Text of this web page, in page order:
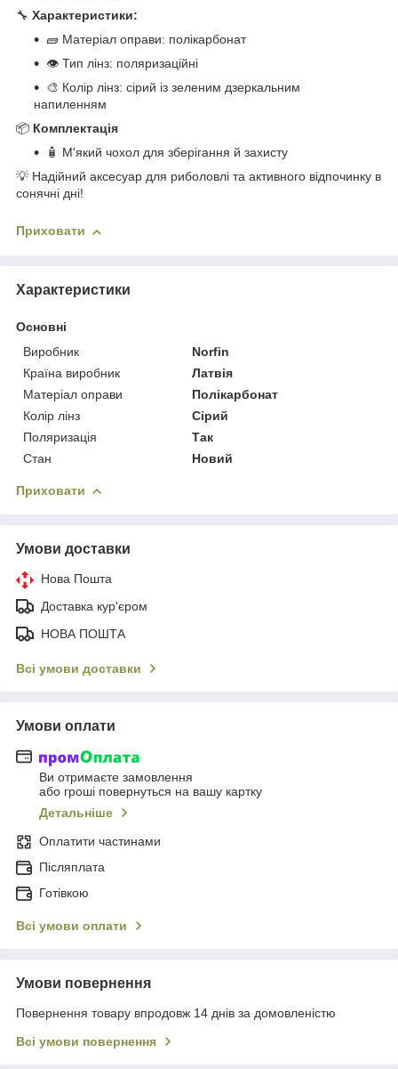
🔧 Характеристики:
🧱 Матеріал оправи: полікарбонат
👁 Тип лінз: поляризаційні
🎨 Колір лінз: сірий із зеленим дзеркальним
напиленням
📦 Комплектація
🧴 М'який чохол для зберігання й захисту
💡 Надійний аксесуар для риболовлі та активного відпочинку в
сонячні дні!
Приховати
Характеристики
Основні
Виробник
Norfin
Країна виробник
Латвія
Матеріал оправи
Полікарбонат
Колір лінз
Сірий
Поляризація
Так
Стан
Новий
Приховати
Умови доставки
Нова Пошта
Доставка кур'єром
НОВА ПОШТА
Всі умови доставки
Умови оплати
Ви отримаєте замовлення
або гроші повернуться на вашу картку
Детальніше
Оплатити частинами
Післяплата
Готівкою
Всі умови оплати
Умови повернення
Повернення товару впродовж 14 днів за домовленістю
Всі умови повернення